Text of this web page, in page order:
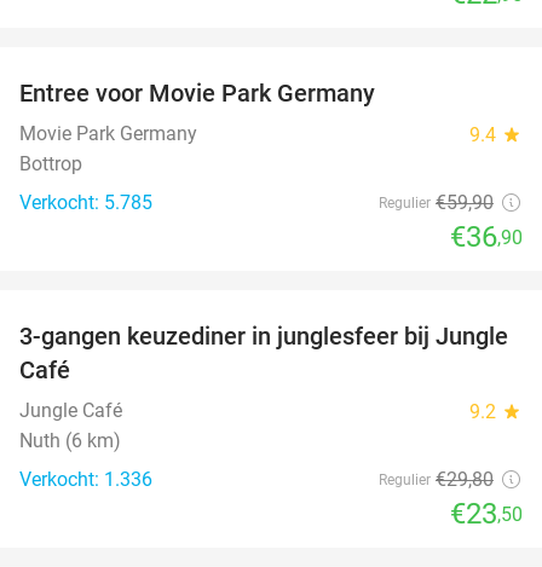
Entree voor Movie Park Germany
Movie Park Germany 9.4 star
Bottrop
Verkocht: 5.785
Regulier €59,90
€36,90
21%
3-gangen keuzediner in junglesfeer bij Jungle
Café
Jungle Café 9.2 star
Nuth (6 km)
Verkocht: 1.336
Regulier €29,80
€23,50